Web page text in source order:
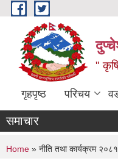
Skip to main content
"
गृहपृष्ठ परिचय
समाचार
You are here
Home » नीति तथा कार्यक्रम